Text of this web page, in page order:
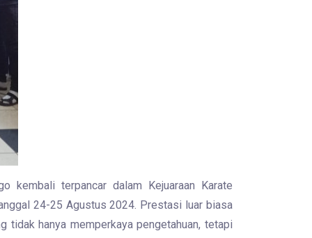
kembali terpancar dalam Kejuaraan Karate
24-25 Agustus 2024. Prestasi luar biasa
hanya memperkaya pengetahuan, tetapi